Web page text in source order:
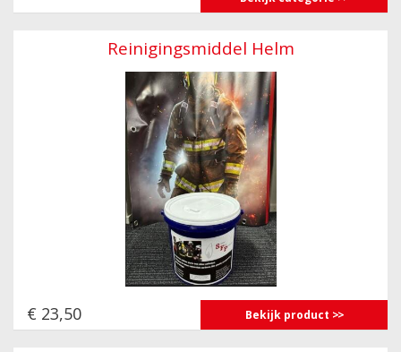
Reinigingsmiddel Helm
€ 23,50 Bekijk product